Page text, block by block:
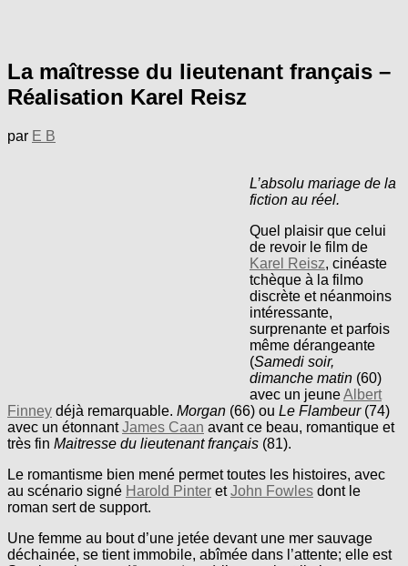
La maîtresse du lieutenant français –
Réalisation Karel Reisz
par E B
L’absolu mariage de la
fiction au réel.
Quel plaisir que celui
de revoir le film de
Karel Reisz, cinéaste
tchèque à la filmo
discrète et néanmoins
intéressante,
surprenante et parfois
même dérangeante
(Samedi soir,
dimanche matin (60)
avec un jeuneAlbert
Finney déjà remarquable. Morgan (66) ou Le Flambeur(74)
avec un étonnantJames Caan avant ce beau, romantique et
très fin Maitresse du lieutenant français (81).
Le romantisme bien mené permet toutes les histoires, avec
au scénario signé Harold Pinter etJohn Fowles dont le
roman sert de support.
Une femme au bout d’une jetée devant une mer sauvage
déchainée, se tient immobile, abîmée dans l’attente; elle est